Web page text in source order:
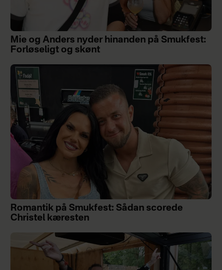
Mie og Anders nyder hinanden på Smukfest:
Forløseligt og skønt
Romantik på Smukfest: Sådan scorede
Christel kæresten